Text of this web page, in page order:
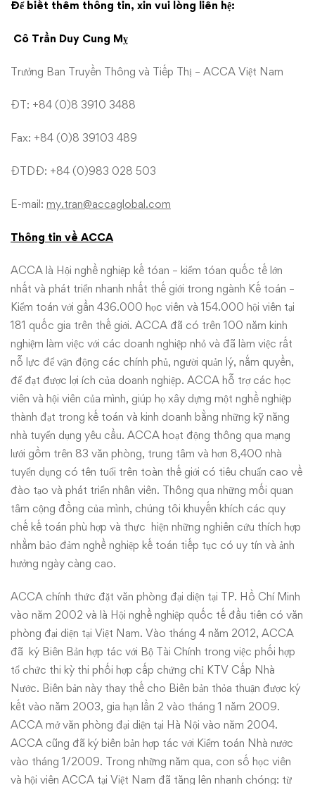
Để biết thêm thông tin, xin vui lòng liên hệ:
Cô Trần Duy Cung Mỵ
Trưởng Ban Truyền Thông và Tiếp Thị – ACCA Việt Nam
ĐT: +84 (0)8 3910 3488
Fax: +84 (0)8 39103 489
ĐTDĐ: +84 (0)983 028 503
E-mail: my.tran@accaglobal.com
Thông tin về ACCA
ACCA là Hội nghề nghiệp kế tóan – kiểm tóan quốc tế lớn
nhất và phát triển nhanh nhất thế giới trong ngành Kế toán –
Kiểm toán với gần 436.000 học viên và 154.000 hội viên tại
181 quốc gia trên thế giới. ACCA đã có trên 100 năm kinh
nghiệm làm việc với các doanh nghiệp nhỏ và đã làm việc rất
nỗ lực để vận động các chính phủ, người quản lý, nắm quyền,
để đạt được lợi ích của doanh nghiệp. ACCA hỗ trợ các học
viên và hội viên của mình, giúp họ xây dựng một nghề nghiệp
thành đạt trong kế toán và kinh doanh bằng những kỹ năng
nhà tuyển dụng yêu cầu. ACCA hoạt động thông qua mạng
lưới gồm trên 83 văn phòng, trung tâm và hơn 8,400 nhà
tuyển dụng có tên tuổi trên toàn thế giới có tiêu chuẩn cao về
đào tạo và phát triển nhân viên. Thông qua những mối quan
tâm cộng đồng của mình, chúng tôi khuyến khích các quy
chế kế toán phù hợp và thực hiện những nghiên cứu thích hợp
nhằm bảo đảm nghề nghiệp kế toán tiếp tục có uy tín và ảnh
hưởng ngày càng cao.
ACCA chính thức đặt văn phòng đại diện tại TP. Hồ Chí Minh
vào năm 2002 và là Hội nghề nghiệp quốc tế đầu tiên có văn
phòng đại diện tại Việt Nam. Vào tháng 4 năm 2012, ACCA
đã ký Biên Bản hợp tác với Bộ Tài Chính trong việc phối hợp
tổ chức thi kỳ thi phối hợp cấp chứng chỉ KTV Cấp Nhà
Nước. Biên bản này thay thế cho Biên bản thỏa thuận được ký
kết vào năm 2003, gia hạn lần 2 vào tháng 1 năm 2009.
ACCA mở văn phòng đại diện tại Hà Nội vào năm 2004.
ACCA cũng đã ký biên bản hợp tác với Kiểm toán Nhà nước
vào tháng 1/2009. Trong những năm qua, con số học viên
và hội viên ACCA tại Việt Nam đã tăng lên nhanh chóng: từ